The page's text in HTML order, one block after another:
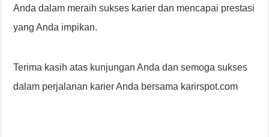
Anda dalam meraih sukses karier dan mencapai prestasi
yang Anda impikan.
Terima kasih atas kunjungan Anda dan semoga sukses
dalam perjalanan karier Anda bersama karirspot.com